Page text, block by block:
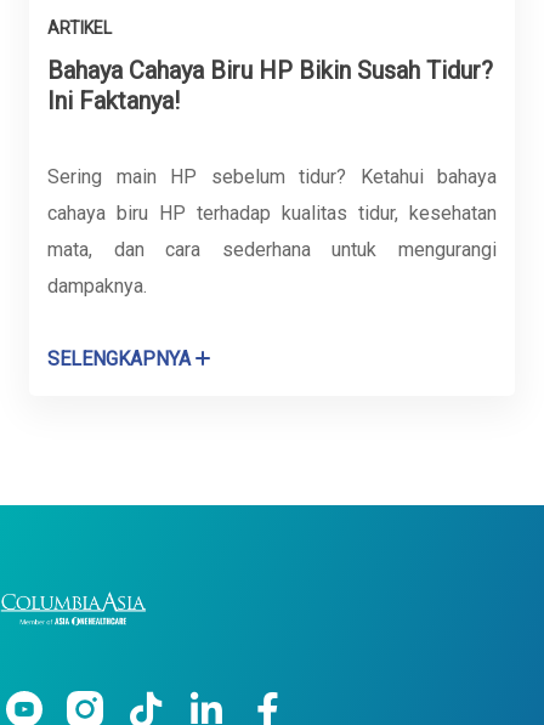
ARTIKEL
Bahaya Cahaya Biru HP Bikin Susah Tidur?
Ini Faktanya!
Sering main HP sebelum tidur? Ketahui bahaya
cahaya biru HP terhadap kualitas tidur, kesehatan
mata, dan cara sederhana untuk mengurangi
dampaknya.
SELENGKAPNYA